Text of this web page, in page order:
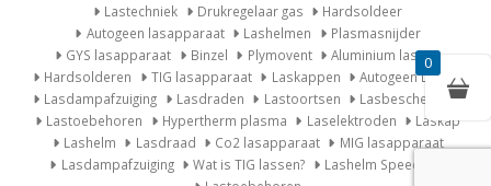
Lastechniek Drukregelaar gas
Hardsoldeer
Autogeen lasapparaat
Lashelmen
Plasmasnijder
GYS lasapparaat
Binzel Plymovent
Aluminium lassen
Hardsolderen
TIG lasapparaat Laskappen
Autogeen Lasset
Lasdampafzuiging
Lasdraden Lastoortsen
Lasbescherming
Lastoebehoren
Hypertherm plasma Laselektroden
Laskap
Lashelm
Lasdraad Co2 lasapparaat
MIG lasapparaat
Lasdampafzuiging
Wat is TIG lassen?
Lashelm Speedglas
0